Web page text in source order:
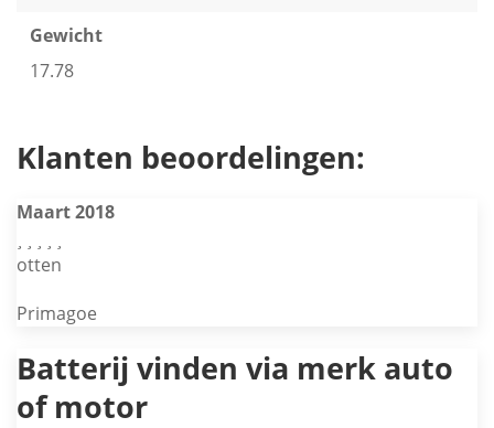
Gewicht
17.78
Klanten beoordelingen:
Maart 2018
otten
Primagoe
Batterij vinden via merk auto
of motor